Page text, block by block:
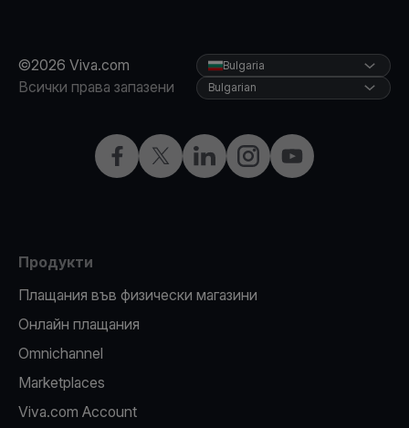
©2026 Viva.com
Всички права запазени
Facebook
X LinkedInInstagramYouTube
Bulgaria
Bulgarian
Продукти
Плащания във физически магазини
Oнлайн плащания
Omnichannel
Marketplaces
Viva.com Account